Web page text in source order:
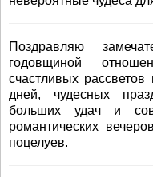
Поздравляю
годовщиной
счастливых
дней, чудесных
больших удач и
романтических
поцелуев.